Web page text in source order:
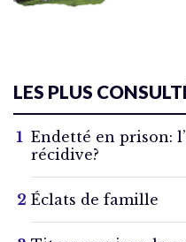
LES PLUS
Endetté en prison:
récidive?
Éclats de famille